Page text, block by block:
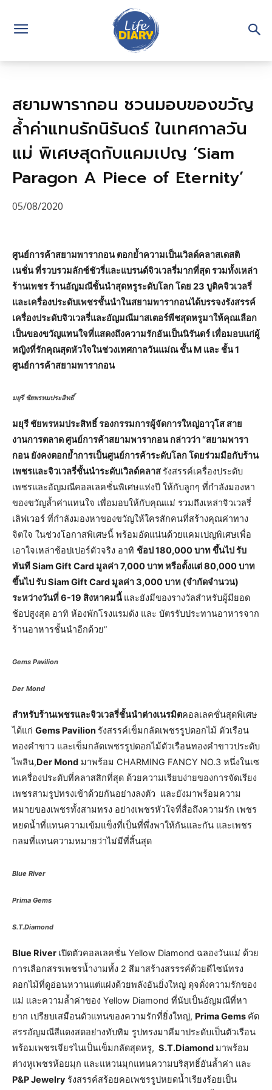
สยามพารากอน ชวนมอบของขวัญ
ล้ำค่าแทนรักนิรันดร์ ในเทศกาลวัน
แม่ พิเศษสุดกับแคมเปญ ‘Siam
Paragon A Piece of Eternity’
05/08/2020
ศูนย์การค้าสยามพารากอน ตอกย้ำความเป็นเวิลด์คลาสเดสติ
เนชั่น ที่รวบรวมลักซ์ชัวรี่และแบรนด์จิวเวลรี่มากที่สุด รวมทั้งเหล่า
ร้านเพชร ร้านอัญมณีชั้นนำสุดหรูระดับโลก โดย 23 บูติคจิวเวลรี่
และเครื่องประดับเพชรชั้นนำในสยามพารากอนได้บรรจงรังสรรค์
เครื่องประดับจิวเวลรี่และอัญมณีมาสเตอร์พีชสุดหรูมาให้คุณเลือก
เป็นของขวัญแทนใจที่แสดงถึงความรักอันเป็นนิรันดร์ เพื่อมอบแก่ผู้
หญิงที่รักคุณสุดหัวใจในช่วงเทศกาลวันแม่ณ ชั้น M และ ชั้น 1
ศูนย์การค้าสยามพารากอน
มยุรี ชัยพรหมประสิทธิ์
มยุรี ชัยพรหมประสิทธิ์ รองกรรมการผู้จัดการใหญ่อาวุโส สาย
งานการตลาด ศูนย์การค้าสยามพารากอน กล่าวว่า “สยามพารา
กอน ยังคงตอกย้ำการเป็นศูนย์การค้าระดับโลก โดยร่วมมือกับร้าน
เพชรและจิวเวลรี่ชั้นนำระดับเวิลด์คลาส รังสรรค์เครื่องประดับ
เพชรและอัญมณีคอลเลคชั่นพิเศษแห่งปี ให้กับลูกๆ ที่กำลังมองหา
ของขวัญล้ำค่าแทนใจ เพื่อมอบให้กับคุณแม่ รวมถึงเหล่าจิวเวลรี่
เลิฟเวอร์ ที่กำลังมองหาของขวัญให้ใครสักคนที่สร้างคุณค่าทาง
จิตใจ ในช่วงโอกาสพิเศษนี้ พร้อมอัดแน่นด้วยแคมเปญพิเศษเพื่อ
เอาใจเหล่าช้อปเปอร์ตัวจริง อาทิ ช้อป 180,000 บาท ขึ้นไป รับ
ทันที Siam Gift Card มูลค่า 7,000 บาท หรือตั้งแต่ 80,000 บาท
ขึ้นไป รับ Siam Gift Card มูลค่า 3,000 บาท (จำกัดจำนวน)
ระหว่างวันที่ 6-19 สิงหาคมนี้ และยังมีของรางวัลสำหรับผู้มียอด
ช้อปสูงสุด อาทิ ห้องพักโรงแรมดัง และ บัตรรับประทานอาหารจาก
ร้านอาหารชั้นนำอีกด้วย”
Gems Pavilion
Der Mond
สำหรับร้านเพชรและจิวเวลรี่ชั้นนำต่างเนรมิตคอลเลคชั่นสุดพิเศษ
ได้แก่ Gems Pavilion รังสรรค์เข็มกลัดเพชรรูปดอกไม้ ตัวเรือน
ทองคำขาว และเข็มกลัดเพชรรูปดอกไม้ตัวเรือนทองคำขาวประดับ
ไพลิน,Der Mond มาพร้อม CHARMING FANCY NO.3 หนึ่งในเซ
ทเครื่องประดับที่คลาสสิกที่สุด ด้วยความเรียบง่ายของการจัดเรียง
เพชรสามรูปทรงเข้าด้วยกันอย่างลงตัว และยังมาพร้อมความ
หมายของเพชรทั้งสามทรง อย่างเพชรหัวใจที่สื่อถึงความรัก เพชร
หยดน้ำที่แทนความเข้มแข็งที่เป็นที่พึ่งพาให้กันและกัน และเพชร
กลมที่แทนความหมายว่าไม่มีที่สิ้นสุด
Blue River
Prima Gems
S.T.Diamond
Blue River เปิดตัวคอลเลคชั่น Yellow Diamond ฉลองวันแม่ ด้วย
การเลือกสรรเพชรน้ำงามทั้ง 2 สีมาสร้างสรรรค์ด้วยดีไซน์ทรง
ดอกไม้ที่ดูอ่อนหวานแต่แฝงด้วยพลังอันยิ่งใหญ่ ดุจดั่งความรักของ
แม่ และความล้ำค่าของ Yellow Diamond ที่นับเป็นอัญมณีที่หา
ยาก เปรียบเสมือนตัวแทนของความรักที่ยิ่งใหญ่, Prima Gems คัด
สรรอัญมณีสีแดงสดอย่างทับทิม รูปทรงมาคีมาประดับเป็นตัวเรือน
พร้อมเพชรเจียรไนเป็นเข็มกลัดสุดหรู, S.T.Diamond มาพร้อม
ต่างหูเพชรห้อยมุก และแหวนมุกแทนความบริสุทธิ์อันล้ำค่า และ
P&P Jewelry รังสรรค์สร้อยคอเพชรรูปหยดน้ำเรียงร้อยเป็น